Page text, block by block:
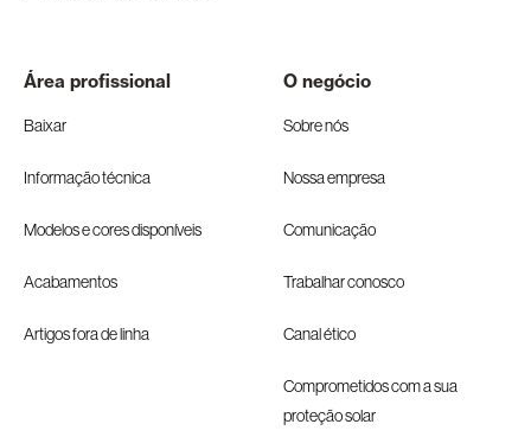
Área profissional
Baixar
Informação técnica
Modelos e cores disponíveis
Acabamentos
Artigos fora de linha
O negócio
Sobre nós
Nossa empresa
Comunicação
Trabalhar conosco
Canal ético
Comprometidos com a sua
proteção solar